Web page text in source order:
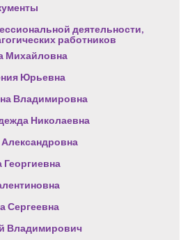
деятельности,
работников
Михайловна
Юрьевна
Владимировна
Николаевна
Сергеевна
Владимирович